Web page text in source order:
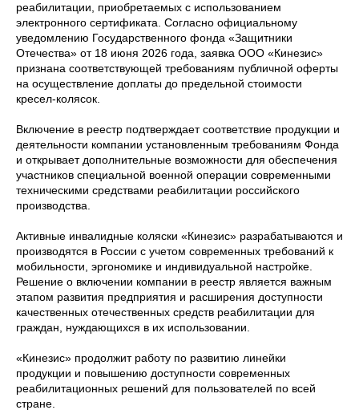
реабилитации, приобретаемых с использованием
электронного сертификата. Согласно официальному
уведомлению Государственного фонда «Защитники
Отечества» от 18 июня 2026 года, заявка ООО «Кинезис»
признана соответствующей требованиям публичной оферты
на осуществление доплаты до предельной стоимости
кресел-колясок.
Включение в реестр подтверждает соответствие продукции и
деятельности компании установленным требованиям Фонда
и открывает дополнительные возможности для обеспечения
участников специальной военной операции современными
техническими средствами реабилитации российского
производства.
Активные инвалидные коляски «Кинезис» разрабатываются и
производятся в России с учетом современных требований к
мобильности, эргономике и индивидуальной настройке.
Решение о включении компании в реестр является важным
этапом развития предприятия и расширения доступности
качественных отечественных средств реабилитации для
граждан, нуждающихся в их использовании.
«Кинезис» продолжит работу по развитию линейки
продукции и повышению доступности современных
реабилитационных решений для пользователей по всей
стране.